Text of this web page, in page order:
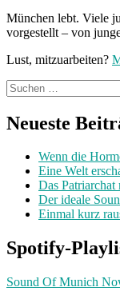
München lebt. Viele
vorgestellt – von
Lust, mitzuarbeiten?
Suchen
nach:
Neueste
Wenn die
Eine Welt
Das
Der ideale
Einmal kurz
Spotify-
Sound Of Munich